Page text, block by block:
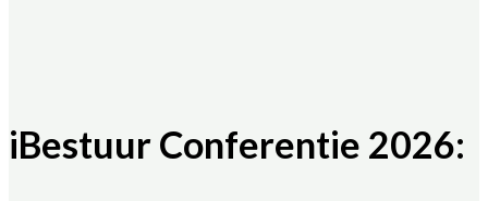
iBestuur Conferentie 2026: